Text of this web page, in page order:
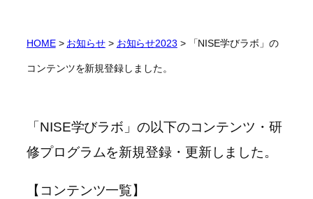
HOME> お知らせ> お知らせ2023 > 「NISE学びラボ」の
コンテンツを新規登録しました。
「NISE学びラボ」の以下のコンテンツ・研
修プログラムを新規登録・更新しました。
【コンテンツ一覧】